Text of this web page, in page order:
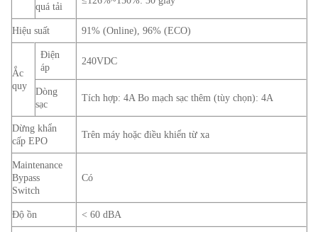
quá tải
Hiệu suất 91% (Online), 96% (ECO)
Ắc
quy
Điện
áp
240VDC
Dòng
sạc
Tích hợp: 4A Bo mạch sạc thêm (tùy chọn): 4A
Dừng khẩn
cấp EPO
Trên máy hoặc điều khiển từ xa
Maintenance
Bypass
Switch
Có
Độ ồn < 60 dBA